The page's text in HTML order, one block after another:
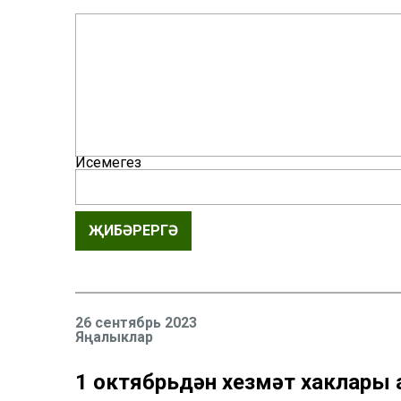
Исемегез
ҖИБӘРЕРГӘ
26 сентябрь 2023
Яңалыклар
1 октябрьдән хезмәт хаклары